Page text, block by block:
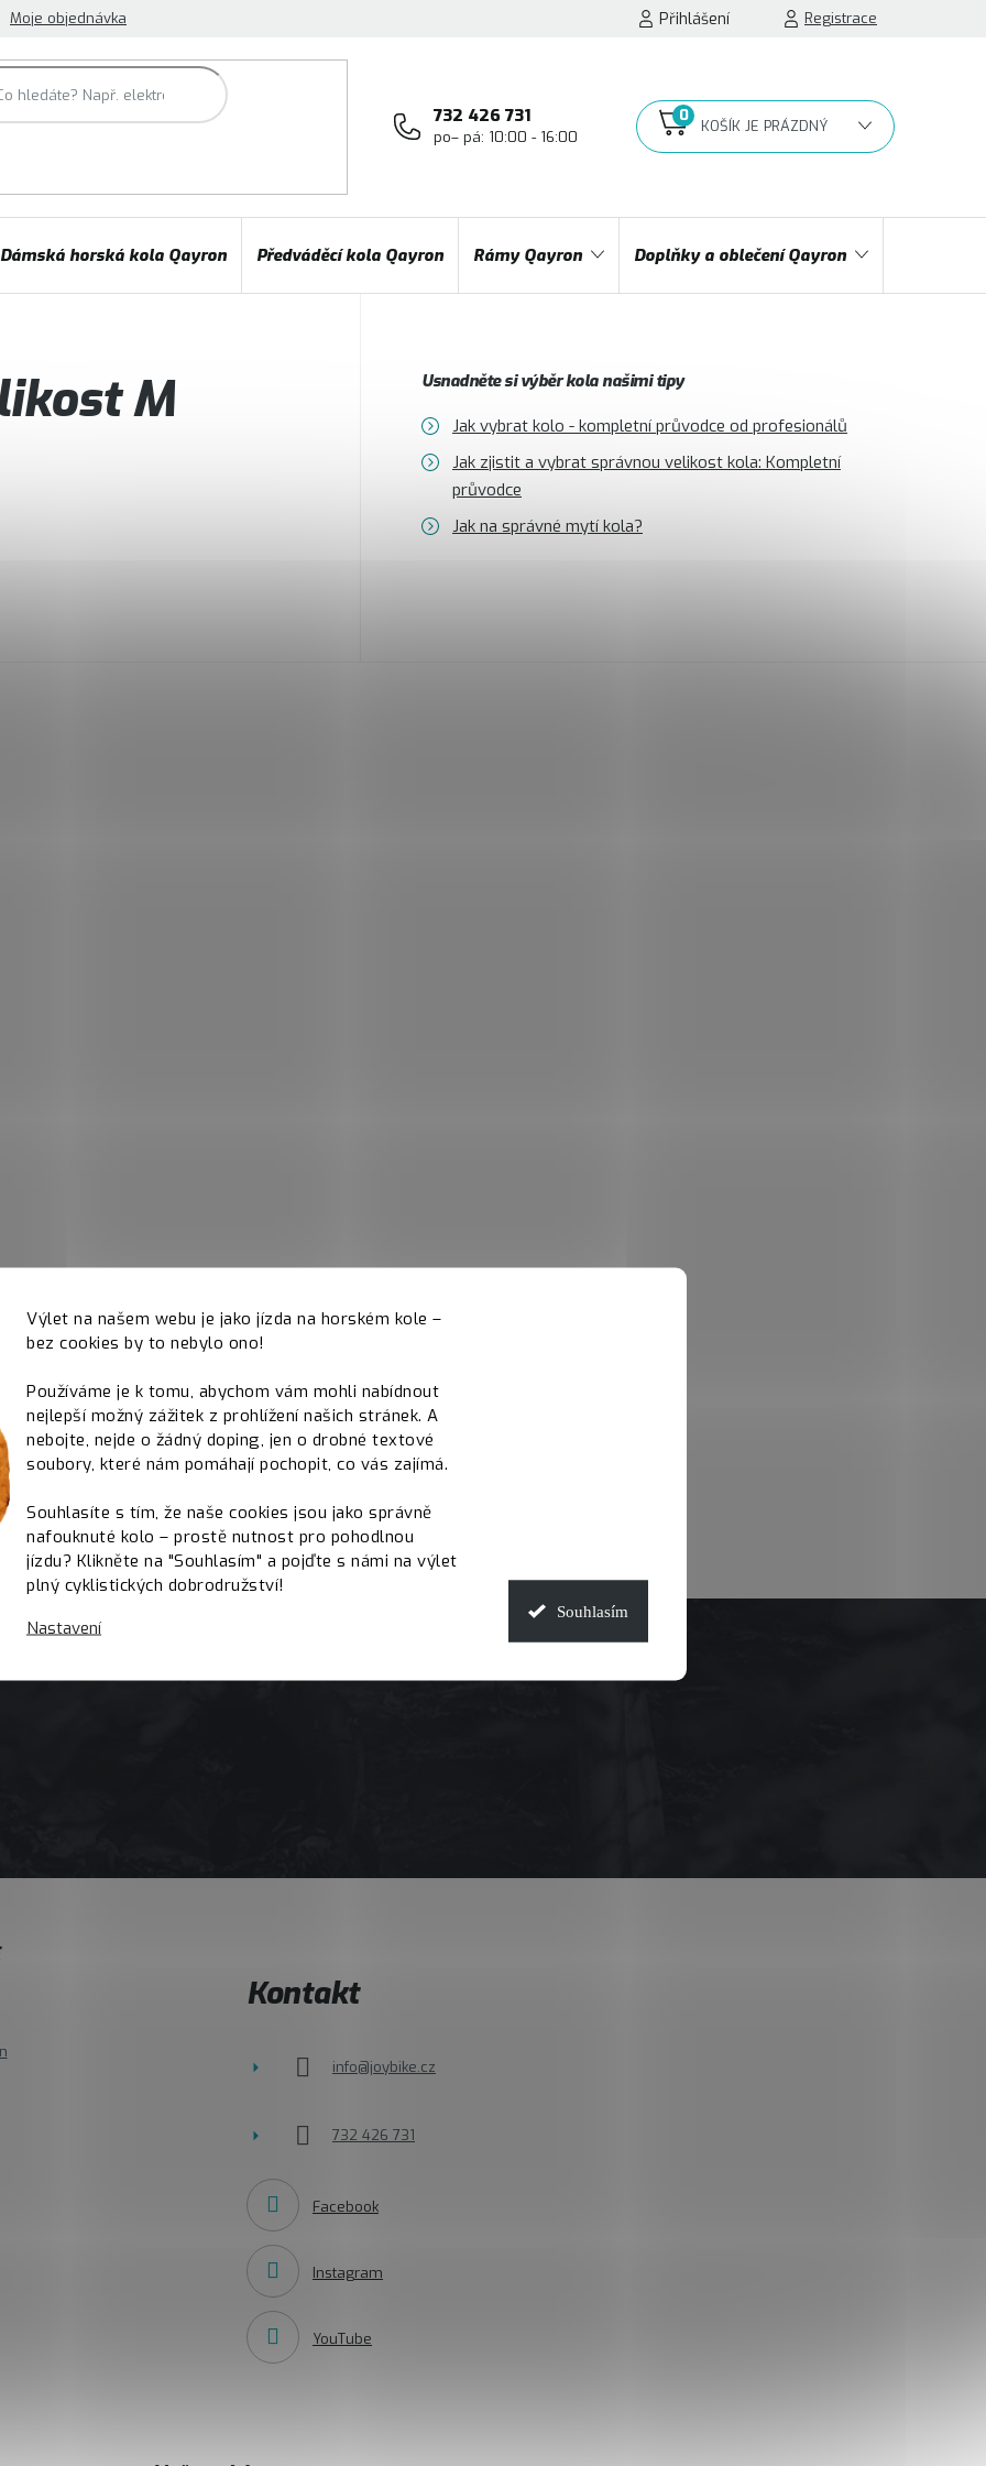
Výlet na našem webu je jako jízda na horském kole –
bez cookies by to nebylo ono!
Používáme je k tomu, abychom vám mohli nabídnout
nejlepší možný zážitek z prohlížení našich stránek. A
nebojte, nejde o žádný doping, jen o drobné textové
soubory, které nám pomáhají pochopit, co vás zajímá.
Souhlasíte s tím, že naše cookies jsou jako správně
nafouknuté kolo – prostě nutnost pro pohodlnou
jízdu? Klikněte na "Souhlasím" a pojďte s námi na výlet
plný cyklistických dobrodružství!
Nastavení
Souhlasím
Moje objednávka Přihlášení Registrace
732 426 731
po– pá: 10:00 - 16:00
NÁKUPNÍ
Dámská horská kola Qayron Předváděcí kola Qayron Rámy Qayron Doplňky a oblečení Qayron
M Usnadněte si výběr kola našimi tipy
Jak vybrat kolo - kompletní průvodce od profesionálů
Jak zjistit a vybrat správnou velikost kola: Kompletní
průvodce
Jak na správné mytí kola?
Kontakt
info@joybike.cz
732 426 731
Facebook
Instagram
YouTube